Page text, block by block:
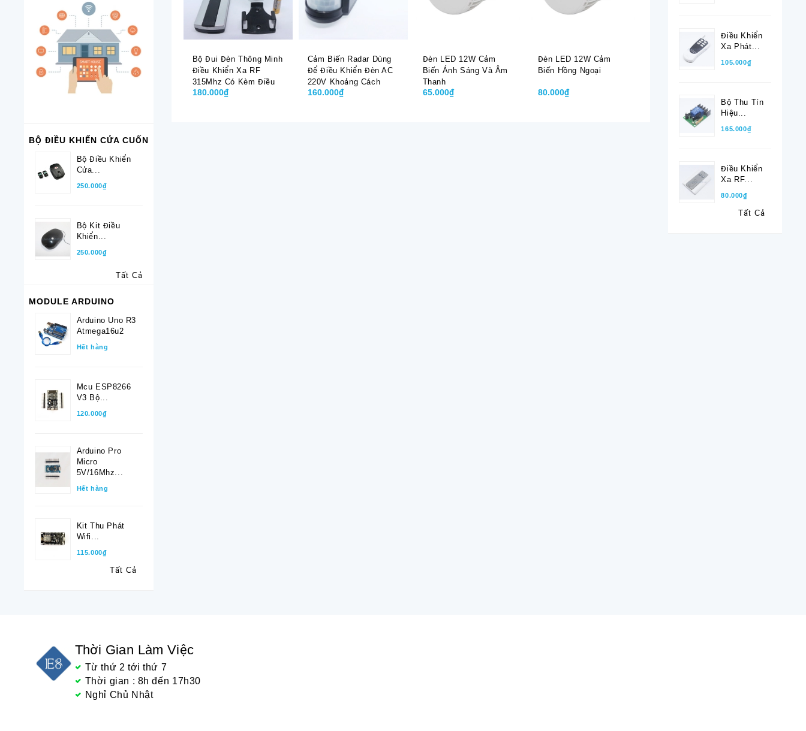
BỘ ĐIỀU KHIỂN CỬA CUỐN
Bộ Điều Khiển
Cửa...
250.000₫
Bộ Kit Điều
Khiển...
250.000₫
Tất Cả
MODULE ARDUINO
Arduino Uno R3
Atmega16u2
Hết hàng
Mcu ESP8266
V3 Bộ...
120.000₫
Arduino Pro
Micro
5V/16Mhz...
Hết hàng
Kit Thu Phát
Wifi...
115.000₫
Tất Cả
Bộ Đui Đèn Thông Minh
Điều Khiển Xa RF
315Mhz Có Kèm Điều
Khiển Dạng Remote
180.000₫
Cảm Biến Radar Dùng
Để Điều Khiển Đèn AC
220V Khoảng Cách
Cảm Biến 5-20m
160.000₫
Đèn LED 12W Cảm
Biến Ánh Sáng Và Âm
Thanh
65.000₫
Đèn LED 12W Cảm
Biến Hồng Ngoại
80.000₫
Đèn LED 12W Cảm
Điều Khiển
Xa Phát...
105.000₫
Bộ Thu Tín
Hiệu...
165.000₫
Điều Khiển
Xa RF...
80.000₫
Tất Cả
Thời Gian Làm Việc
Từ thứ 2 tới thứ 7
Thời gian : 8h đến 17h30
Nghỉ Chủ Nhật